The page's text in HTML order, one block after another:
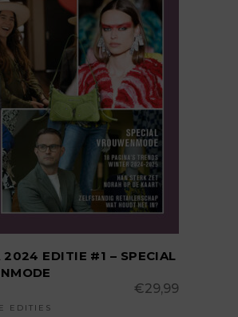
TOEVOEGEN AAN
WINKELWAGEN
EDITIE #1 – SPECIAL
€29,99
EDITIES